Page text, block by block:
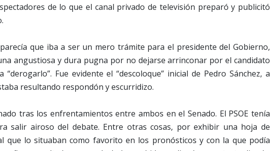
de lo que el canal privado de televisión preparó y publicitó
que iba a ser un mero trámite para el presidente del Gobierno,
angustiosa y dura pugna por no dejarse arrinconar por el candidato
“derogarlo”. Fue evidente el “descoloque” inicial de Pedro Sánchez, a
resultando respondón y escurridizo.
tras los enfrentamientos entre ambos en el Senado. El PSOE tenía
salir airoso del debate. Entre otras cosas, por exhibir una hoja de
que lo situaban como favorito en los pronósticos y con la que podía